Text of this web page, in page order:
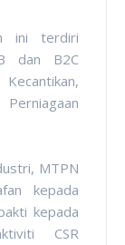
ini terdiri
dan B2C
Perniagaan
MTPN
kepada
kepada
CSR